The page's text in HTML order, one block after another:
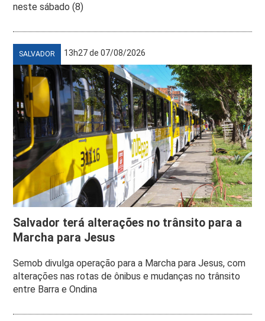
neste sábado (8)
SALVADOR 13h27 de 07/08/2026
Salvador terá alterações no trânsito para a
Marcha para Jesus
Semob divulga operação para a Marcha para Jesus, com
alterações nas rotas de ônibus e mudanças no trânsito
entre Barra e Ondina